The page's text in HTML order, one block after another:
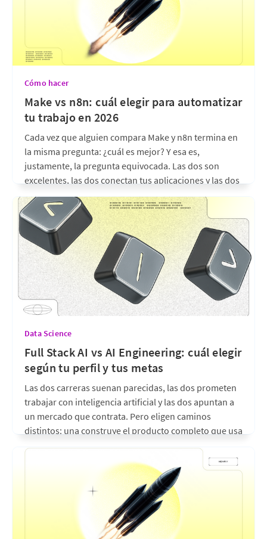
Cómo hacer
Make vs n8n: cuál elegir para automatizar
tu trabajo en 2026
Cada vez que alguien compara Make y n8n termina en
la misma pregunta: ¿cuál es mejor? Y esa es,
justamente, la pregunta equivocada. Las dos son
excelentes, las dos conectan tus aplicaciones y las dos
te ahorran horas de trabajo repetitivo. La diferencia
real no está en cuál gana una
hace 17 días 6 min de lectura
Data Science
Full Stack AI vs AI Engineering: cuál elegir
según tu perfil y tus metas
Las dos carreras suenan parecidas, las dos prometen
trabajar con inteligencia artificial y las dos apuntan a
un mercado que contrata. Pero eligen caminos
distintos: una construye el producto completo que usa
la IA, la otra construye los sistemas de IA que van
dentro del producto. En esta nota te
6 min de lectura